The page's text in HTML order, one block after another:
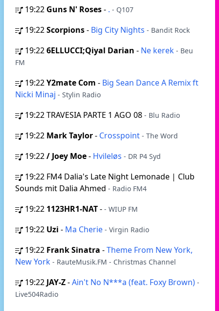
19:22 Guns N' Roses- . - Q107
19:22Scorpions- Big City Nights - Bandit Rock
19:226ELLUCCI;Qiyal Darian - Ne kerek - Beu
FM
19:22Y2mate Com - Big Sean Dance A Remix ft
Nicki Minaj - Stylin Radio
19:22TRAVESIA PARTE 1 AGO 08 - Blu Radio
19:22 Mark Taylor- Crosspoint - The Word
19:22/ Joey Moe- Hvileløs - DR P4 Syd
19:22 FM4 Dalia's Late Night Lemonade | Club
Sounds mit Dalia Ahmed - Radio FM4
19:22 1123HR1-NAT- - WIUP FM
19:22 Uzi - Ma Cherie - Virgin Radio
19:22 Frank Sinatra -Theme From New York,
New York - RauteMusik.FM - Christmas Channel
19:22 JAY-Z-Ain't No N***a (feat. Foxy Brown) -
Live504Radio